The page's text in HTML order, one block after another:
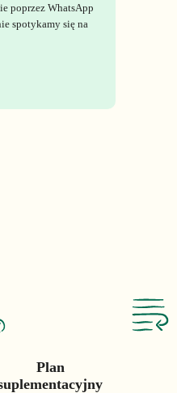
poprzez WhatsApp
spotykamy się na
Plan